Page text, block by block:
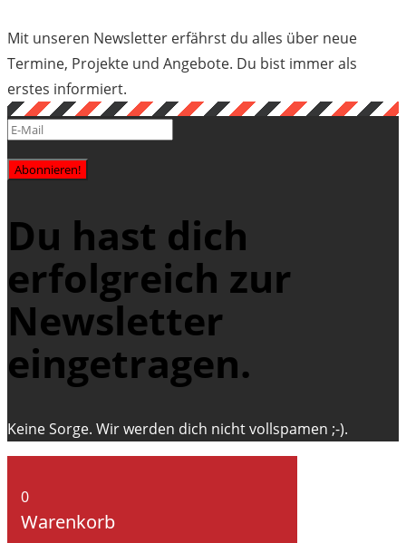
Mit unseren Newsletter erfährst du alles über neue
Termine, Projekte und Angebote. Du bist immer als
erstes informiert.
Abonnieren!
Du hast dich
erfolgreich zur
Newsletter
eingetragen.
Keine Sorge. Wir werden dich nicht vollspamen ;-).
0
Warenkorb